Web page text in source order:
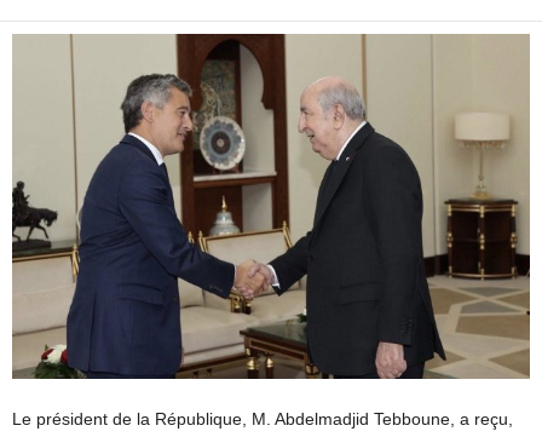
Le président de la République, M. Abdelmadjid Tebboune, a reçu,